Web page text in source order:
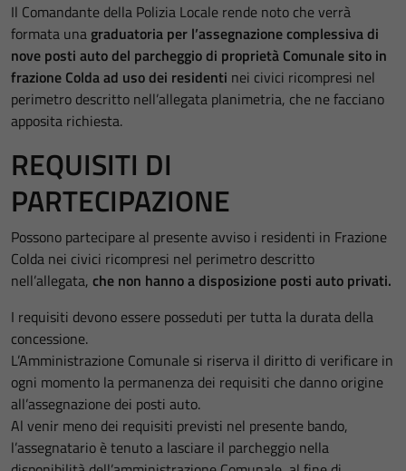
Il Comandante della Polizia Locale rende noto che verrà
formata una graduatoria per l’assegnazione complessiva di
nove posti auto del parcheggio di proprietà Comunale sito in
frazione Colda ad uso dei residenti nei civici ricompresi nel
perimetro descritto nell’allegata planimetria, che ne facciano
apposita richiesta.
REQUISITI DI
PARTECIPAZIONE
Possono partecipare al presente avviso i residenti in Frazione
Colda nei civici ricompresi nel perimetro descritto
nell’allegata, che non hanno a disposizione posti auto privati.
I requisiti devono essere posseduti per tutta la durata della
concessione.
L’Amministrazione Comunale si riserva il diritto di verificare in
ogni momento la permanenza dei requisiti che danno origine
all’assegnazione dei posti auto.
Al venir meno dei requisiti previsti nel presente bando,
l’assegnatario è tenuto a lasciare il parcheggio nella